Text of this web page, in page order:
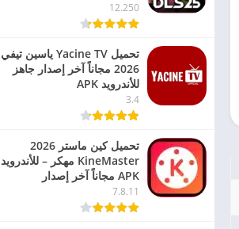
12.250
تحميل Yacine TV ياسين تيفي
2026 مجاناً آخر إصدار جاهز
للأندرويد APK
3.4
تحميل كين ماستر 2026
KineMaster مهكر – للأندرويد
APK مجاناً آخر إصدار
7.8.11